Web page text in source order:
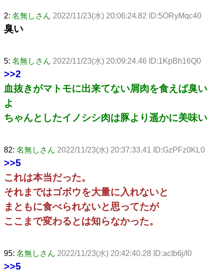
2: 名無しさん 2022/11/23(水) 20:06:24.82 ID:5ORyMqc40
臭い
5: 名無しさん 2022/11/23(水) 20:09:24.46 ID:1KpBh16Q0
>>2
血抜きがマトモに出来てない屑肉を食えば臭い
よ
ちゃんとしたイノシシ肉は豚より遥かに美味い
82: 名無しさん 2022/11/23(水) 20:37:33.41 ID:GzPFz0KL0
>>5
これは本当だった。
それまではゴボウを大量に入れないと
まともに食べられないと思ってたが
ここまで変わるとは知らなかった。
95: 名無しさん 2022/11/23(水) 20:42:40.28 ID:acIb6j/I0
>>5